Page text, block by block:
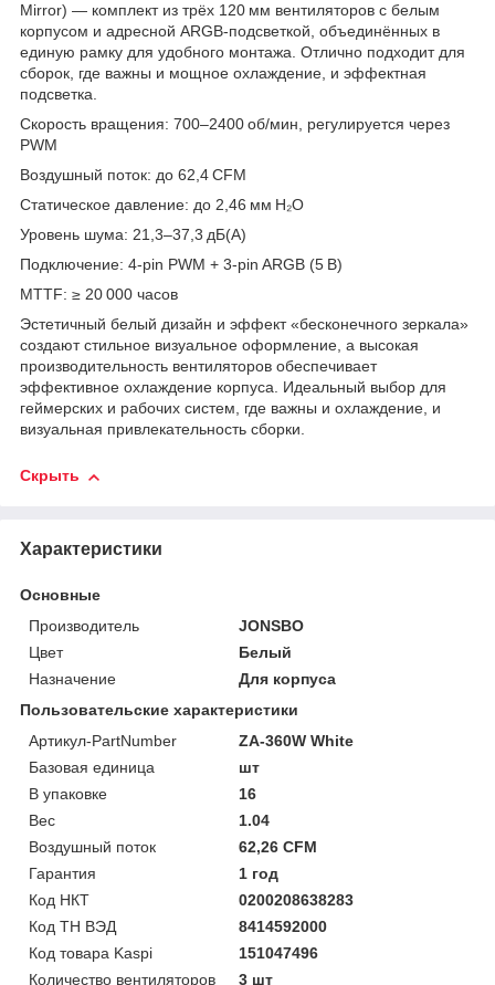
Mirror) — комплект из трёх 120 мм вентиляторов с белым
корпусом и адресной ARGB-подсветкой, объединённых в
единую рамку для удобного монтажа. Отлично подходит для
сборок, где важны и мощное охлаждение, и эффектная
подсветка.
Скорость вращения: 700–2400 об/мин, регулируется через
PWM
Воздушный поток: до 62,4 CFM
Статическое давление: до 2,46 мм H₂O
Уровень шума: 21,3–37,3 дБ(A)
Подключение: 4‑pin PWM + 3‑pin ARGB (5 В)
MTTF: ≥ 20 000 часов
Эстетичный белый дизайн и эффект «бесконечного зеркала»
создают стильное визуальное оформление, а высокая
производительность вентиляторов обеспечивает
эффективное охлаждение корпуса. Идеальный выбор для
геймерских и рабочих систем, где важны и охлаждение, и
визуальная привлекательность сборки.
Скрыть
Характеристики
Основные
Производитель
JONSBO
Цвет
Белый
Назначение
Для корпуса
Пользовательские характеристики
Артикул-PartNumber
ZA-360W White
Базовая единица
шт
В упаковке
16
Вес
1.04
Воздушный поток
62,26 CFM
Гарантия
1 год
Код НКТ
0200208638283
Код ТН ВЭД
8414592000
Код товара Kaspi
151047496
Количество вентиляторов
3 шт